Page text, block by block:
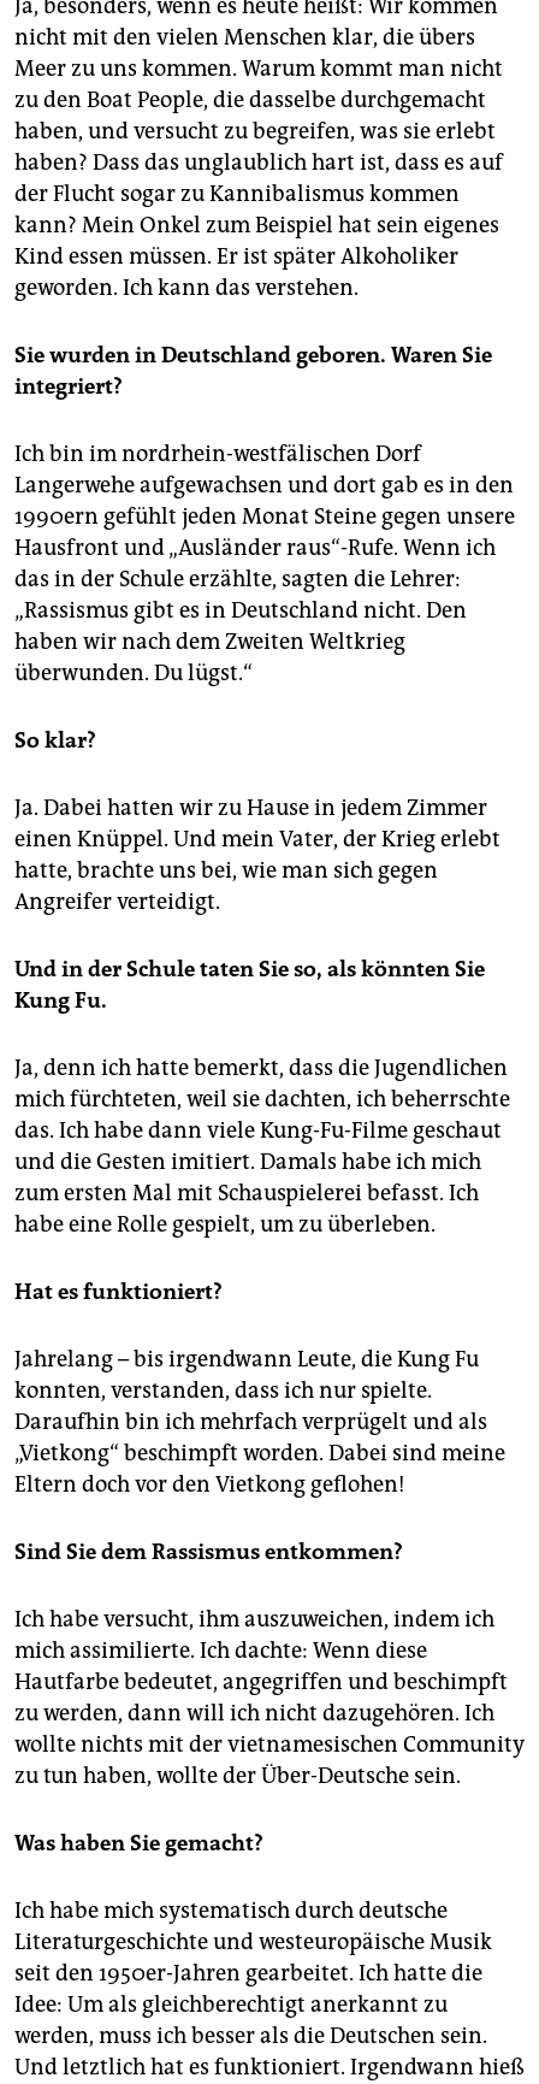
Ja, besonders, wenn es heute heißt: Wir kommen
nicht mit den vielen Menschen klar, die übers
Meer zu uns kommen. Warum kommt man nicht
zu den Boat People, die dasselbe durchgemacht
haben, und versucht zu begreifen, was sie erlebt
haben? Dass das unglaublich hart ist, dass es auf
der Flucht sogar zu Kannibalismus kommen
kann? Mein Onkel zum Beispiel hat sein eigenes
Kind essen müssen. Er ist später Alkoholiker
geworden. Ich kann das verstehen.
Sie wurden in Deutschland geboren. Waren Sie
integriert?
Ich bin im nordrhein-westfälischen Dorf
Langerwehe aufgewachsen und dort gab es in den
1990ern gefühlt jeden Monat Steine gegen unsere
Hausfront und „Ausländer raus“-Rufe. Wenn ich
das in der Schule erzählte, sagten die Lehrer:
„Rassismus gibt es in Deutschland nicht. Den
haben wir nach dem Zweiten Weltkrieg
überwunden. Du lügst.“
So klar?
Ja. Dabei hatten wir zu Hause in jedem Zimmer
einen Knüppel. Und mein Vater, der Krieg erlebt
hatte, brachte uns bei, wie man sich gegen
Angreifer verteidigt.
Und in der Schule taten Sie so, als könnten Sie
Kung Fu.
Ja, denn ich hatte bemerkt, dass die Jugendlichen
mich fürchteten, weil sie dachten, ich beherrschte
das. Ich habe dann viele Kung-Fu-Filme geschaut
und die Gesten imitiert. Damals habe ich mich
zum ersten Mal mit Schauspielerei befasst. Ich
habe eine Rolle gespielt, um zu überleben.
Hat es funktioniert?
Jahrelang – bis irgendwann Leute, die Kung Fu
konnten, verstanden, dass ich nur spielte.
Daraufhin bin ich mehrfach verprügelt und als
„Vietkong“ beschimpft worden. Dabei sind meine
Eltern doch vor den ­Vietkong geflohen!
Sind Sie dem Rassismus entkommen?
Ich habe versucht, ihm auszuweichen, indem ich
mich assimilierte. Ich dachte: Wenn diese
Hautfarbe bedeutet, angegriffen und beschimpft
zu werden, dann will ich nicht dazugehören. Ich
wollte nichts mit der vietnamesischen Community
zu tun haben, wollte der Über-Deutsche sein.
Was haben Sie gemacht?
Ich habe mich systematisch durch deutsche
Literaturgeschichte und westeuropäische Musik
seit den 1950er-Jahren gearbeitet. Ich hatte die
Idee: Um als gleichberechtigt anerkannt zu
werden, muss ich besser als die Deutschen sein.
Und letztlich hat es funktioniert. Irgendwann hieß